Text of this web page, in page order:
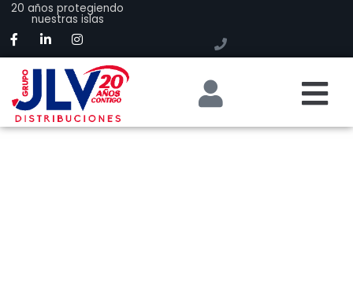
20 años protegiendo
nuestras islas